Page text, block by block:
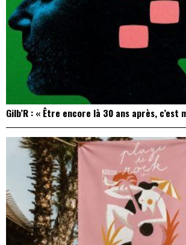
Gilb’R : « Être encore là 30 ans après, c’est